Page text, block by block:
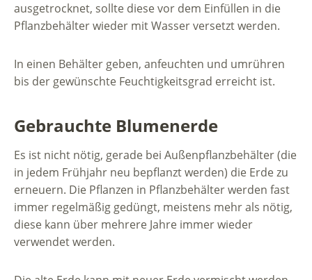
ausgetrocknet, sollte diese vor dem Einfüllen in die
Pflanzbehälter wieder mit Wasser versetzt werden.
In einen Behälter geben, anfeuchten und umrühren
bis der gewünschte Feuchtigkeitsgrad erreicht ist.
Gebrauchte Blumenerde
Es ist nicht nötig, gerade bei Außenpflanzbehälter (die
in jedem Frühjahr neu bepflanzt werden) die Erde zu
erneuern. Die Pflanzen in Pflanzbehälter werden fast
immer regelmäßig gedüngt, meistens mehr als nötig,
diese kann über mehrere Jahre immer wieder
verwendet werden.